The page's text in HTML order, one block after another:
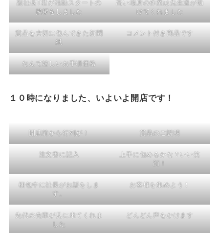
副社長T君が活動スタートの
挨拶をしました
高い場所の作業は先生達が助
けてくれました
賞品を大切に包んできた新聞
紙
コメント付き商品です
なんて嬉しいお手頃価格
１０時になりました、いよいよ開店です！
開店前から行列が！ 賞品のご説明
注文書に記入
上手に包めるかな？いい笑
顔！
梱包中に社長がお話をしま
す。
お客様を集めよう！
先代の先輩が見に来てくれま
した
どんどん声をかけます